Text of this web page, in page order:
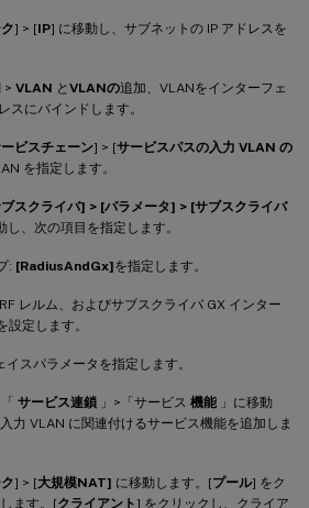
] > [IP] に移動し、サブネットの IP アドレスを
> VLAN と VLANの追加、VLANをインターフェ
スにバインドします。
ビスチェーン] > [サービスパスの入力 VLAN の
を指定します。
スクライバ] > [パラメータ] > [サブスクライバ
し、次の項目を指定します。
: [RadiusAndGx]を指定します。
レルム、およびサブスクライバ GX インター
設定します。
イスパラメータを指定します。
サービス連鎖 」>「サービス 機能 」に移動
力 VLAN に関連付けるサービス機能を追加しま
] > [大規模NAT] に移動します。[プール] をク
ます。[クライアント ] をクリックし、クライア